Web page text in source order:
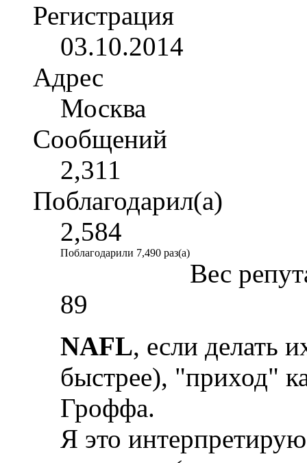
Регистрация
03.10.2014
Адрес
Москва
Сообщений
2,311
Поблагодарил(а)
2,584
Поблагодарили 7,490 раз(а)
Вес
89
NAFL, если делать
быстрее), "приход"
Гроффа.
Я это